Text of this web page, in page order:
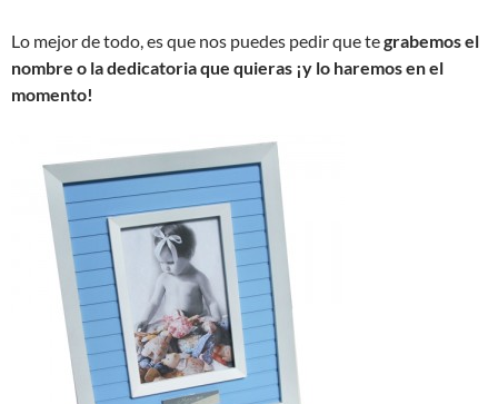
Lo mejor de todo, es que nos puedes pedir que tegrabemos el
nombre o la dedicatoria que quieras ¡y lo haremos en el
momento!